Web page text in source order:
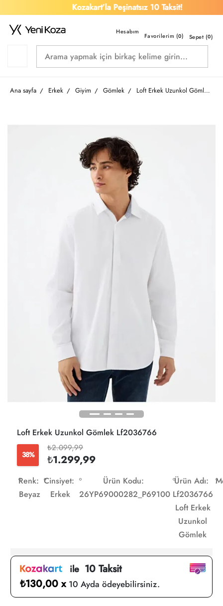
Kozakart’la Peşinatsız 10 Taksit!
Favorilerim (0) Sepet (0)
Ana sayfa Erkek Giyim Gömlek Loft Erkek Uzunkol Gömlek Lf2036766
Loft Erkek Uzunkol Gömlek Lf2036766
38%
₺2.099,99
₺1.299,99
Renk:
Beyaz
Cinsiyet:
Erkek
Ürün Kodu:
26YP69000282_P69100
Ürün Adı:
Lf2036766
Loft Erkek
Uzunkol
Gömlek
ile10 Taksit
₺130,00 x 10 Ayda ödeyebilirsiniz.